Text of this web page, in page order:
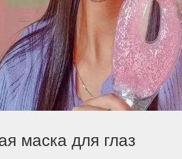
маска для глаз